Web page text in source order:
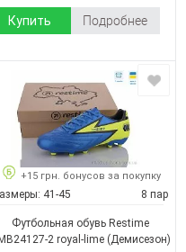
Купить Подробнее
+15 грн. бонусов за покупку
41-45 8 пар
Футбольная обувь Restime
2 royal-lime (Демисезон)